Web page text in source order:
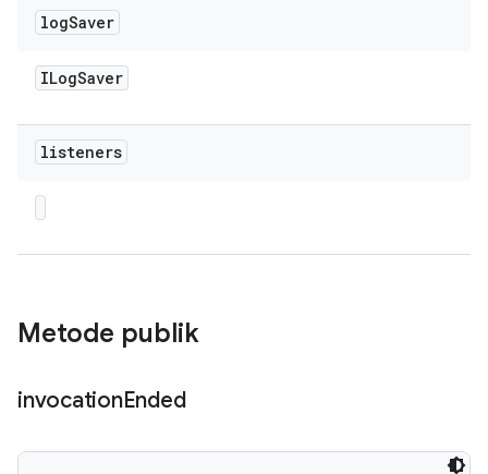
logSaver
ILogSaver
listeners
Metode publik
invocationEnded